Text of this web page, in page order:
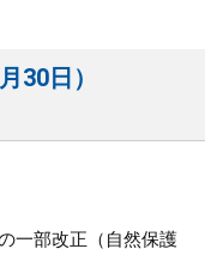
30日）
一部改正（自然保護